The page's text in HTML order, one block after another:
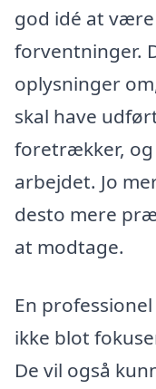
god idé at
forventninger.
oplysninger
skal have
foretrækker,
arbejdet. Jo
desto mere
at modtage.
En
ikke blot
De vil også